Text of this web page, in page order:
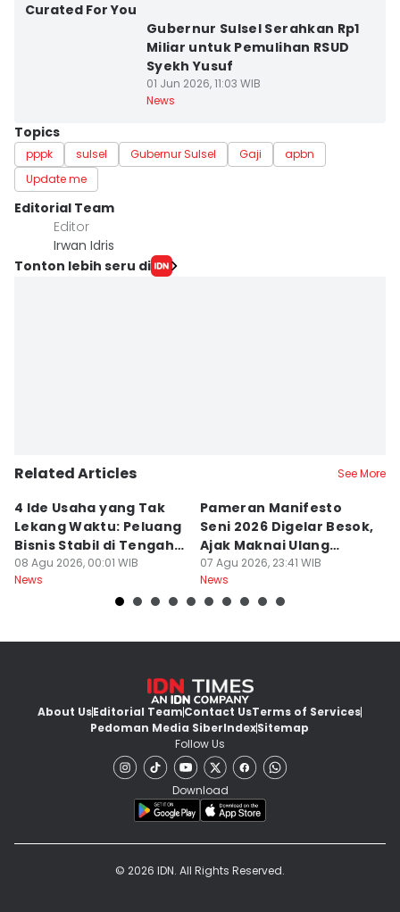
Curated For You
Gubernur Sulsel Serahkan Rp1
Miliar untuk Pemulihan RSUD
Syekh Yusuf
01 Jun 2026, 11:03 WIB
News
Topics
pppk sulsel Gubernur Sulsel Gaji
apbn
Update me
Editorial Team
Editor
Irwan Idris
Tonton lebih seru di
Related Articles See More
4 Ide Usaha yang Tak
Lekang Waktu: Peluang
Bisnis Stabil di Tengah
Perubahan
08 Agu 2026, 00:01 WIB
News
Pameran Manifesto
Seni 2026 Digelar Besok,
Ajak Maknai Ulang
Maritim
07 Agu 2026, 23:41 WIB
News
About UsEditorial TeamContact UsTerms of Services
Pedoman Media SiberIndexSitemap
Follow Us
Download
© 2026 IDN. All Rights Reserved.